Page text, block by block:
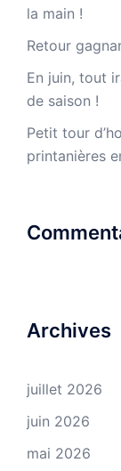
la main !
Retour
En juin, tout
de saison !
Petit tour
printanières
Archives
juillet 2026
juin 2026
mai 2026